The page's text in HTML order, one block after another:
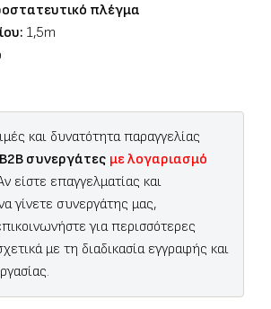
πλέγμα
1,5m
και δυνατότητα παραγγελίας
συνεργάτες με λογαριασμό
είστε επαγγελματίας και
γίνετε συνεργάτης μας,
για περισσότερες
με τη διαδικασία εγγραφής και